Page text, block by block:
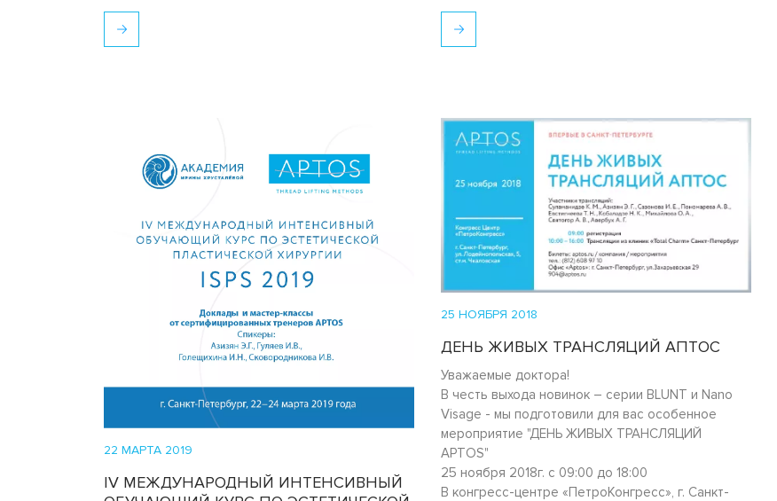
22 МАРТА 2019
IV МЕЖДУНАРОДНЫЙ ИНТЕНСИВНЫЙ
25 НОЯБРЯ 2018
ДЕНЬ ЖИВЫХ ТРАНСЛЯЦИЙ АПТОС
Уважаемые доктора!
В честь выхода новинок – серии BLUNT и Nano
Visage - мы подготовили для вас особенное
мероприятие "ДЕНЬ ЖИВЫХ ТРАНСЛЯЦИЙ
APTOS"
25 ноября 2018г. с 09:00 до 18:00
В конгресс-центре «ПетроКонгресс», г. Санкт-